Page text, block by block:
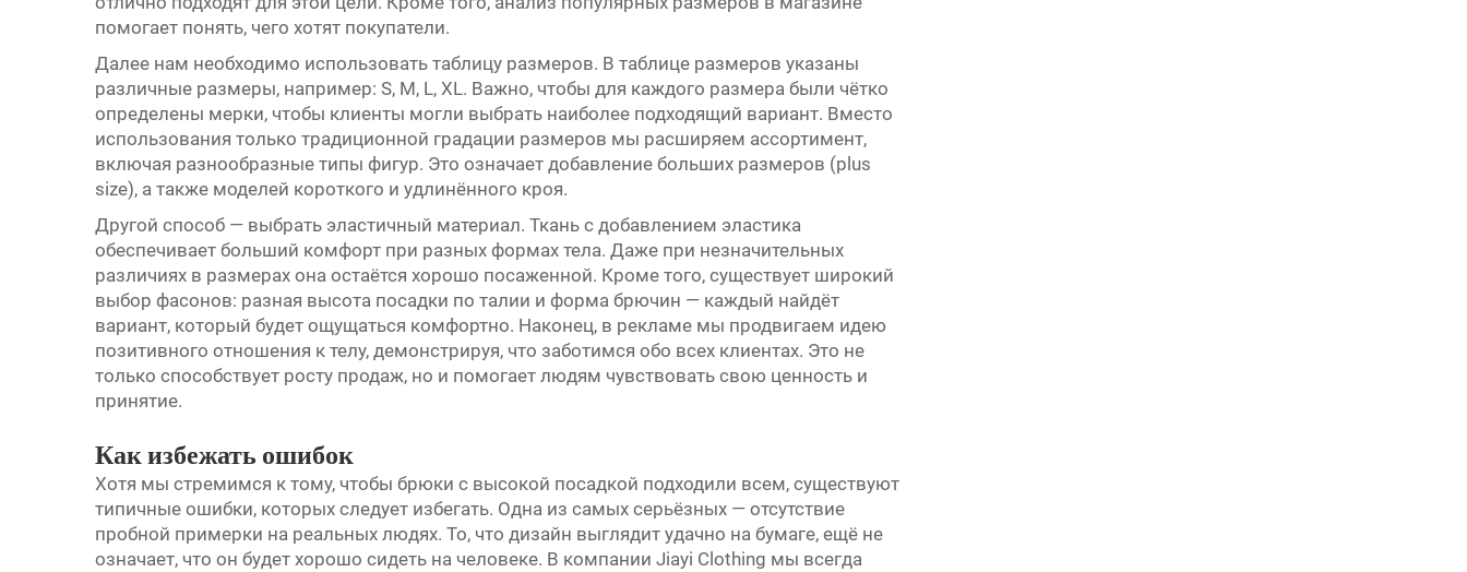
помогает понять, чего хотят покупатели.
Далее нам необходимо использовать таблицу размеров. В таблице размеров указаны
различные размеры, например: S, M, L, XL. Важно, чтобы для каждого размера были чётко
определены мерки, чтобы клиенты могли выбрать наиболее подходящий вариант. Вместо
использования только традиционной градации размеров мы расширяем ассортимент,
включая разнообразные типы фигур. Это означает добавление больших размеров (plus
size), а также моделей короткого и удлинённого кроя.
Другой способ — выбрать эластичный материал. Ткань с добавлением эластика
обеспечивает больший комфорт при разных формах тела. Даже при незначительных
различиях в размерах она остаётся хорошо посаженной. Кроме того, существует широкий
выбор фасонов: разная высота посадки по талии и форма брючин — каждый найдёт
вариант, который будет ощущаться комфортно. Наконец, в рекламе мы продвигаем идею
позитивного отношения к телу, демонстрируя, что заботимся обо всех клиентах. Это не
только способствует росту продаж, но и помогает людям чувствовать свою ценность и
принятие.
Как избежать ошибок
Хотя мы стремимся к тому, чтобы брюки с высокой посадкой подходили всем, существуют
типичные ошибки, которых следует избегать. Одна из самых серьёзных — отсутствие
пробной примерки на реальных людях. То, что дизайн выглядит удачно на бумаге, ещё не
означает, что он будет хорошо сидеть на человеке. В компании Jiayi Clothing мы всегда